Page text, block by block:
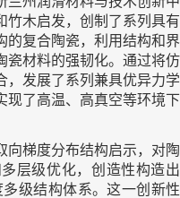
竹木启发，创制了系列具有
的复合陶瓷，利用结构和界
瓷材料的强韧化。通过将仿
，发展了系列兼具优异力学
现了高温、高真空等环境下
向梯度分布结构启示，对陶
层级优化，创造性构造出
级结构体系。这一创新性